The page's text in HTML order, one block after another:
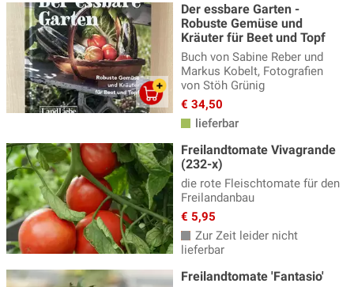
Rispentomaten(4)
Salattomaten(4)
Schwarze Tomaten (8)
Strauchtomaten(7)
Wildtomaten(6)
Der essbare Garten -
Robuste Gemüse und
Kräuter für Beet und Topf
Buch von Sabine Reber und
Markus Kobelt, Fotografien
von Stöh Grünig
€ 34,50
lieferbar
Freilandtomate Vivagrande
(232-x)
die rote Fleischtomate für den
Freilandanbau
€ 5,95
Zur Zeit leider nicht
lieferbar
Freilandtomate 'Fantasio'